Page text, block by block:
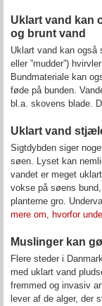
Uklart vand kan
og brunt vand
Uklart vand kan også
eller ”mudder”)
Bundmateriale kan
føde på bunden.
bl.a. skovens blade.
Uklart vand
Sigtdybden siger
søen. Lyset kan
vandet er meget
vokse på søens
planterne gro.
mere om, hvorfor
Muslinger kan
Flere steder i
med uklart vand
fremmed og invasiv
lever af de alger, der